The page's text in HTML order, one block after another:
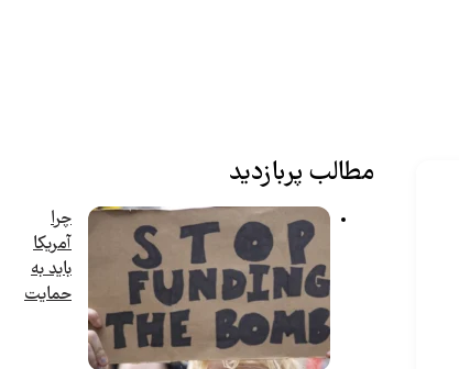
مطالب پربازدید
چرا
آمریکا
باید به
حمایت